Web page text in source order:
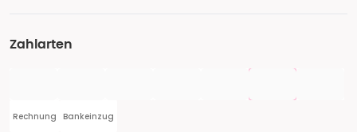
Zahlarten
Rechnung Bankeinzug